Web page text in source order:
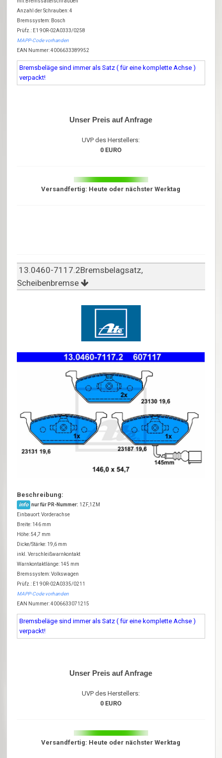
Anzahl der Schrauben: 4
Bremssystem: Bosch
Prüfz.: E1 90R-02A0333/0258
MAPP-Code vorhanden
EAN Nummer: 4006633389952
Bremsbeläge sind immer als Satz ( für eine komplette Achse )
verpackt!
Unser Preis auf Anfrage
UVP des Herstellers:
0 EURO
Versandfertig: Heute oder nächster Werktag
13.0460-7117.2Bremsbelagsatz,
Scheibenbremse
Beschreibung:
info nur für PR-Nummer: 1ZF,1ZM
Einbauort: Vorderachse
Breite: 146 mm
Höhe: 54,7 mm
Dicke/Stärke: 19,6 mm
inkl. Verschleißwarnkontakt
Warnkontaktlänge: 145 mm
Bremssystem: Volkswagen
Prüfz.: E1 90R-02A0335/0211
MAPP-Code vorhanden
EAN Nummer: 4006633071215
Bremsbeläge sind immer als Satz ( für eine komplette Achse )
verpackt!
Unser Preis auf Anfrage
UVP des Herstellers:
0 EURO
Versandfertig: Heute oder nächster Werktag